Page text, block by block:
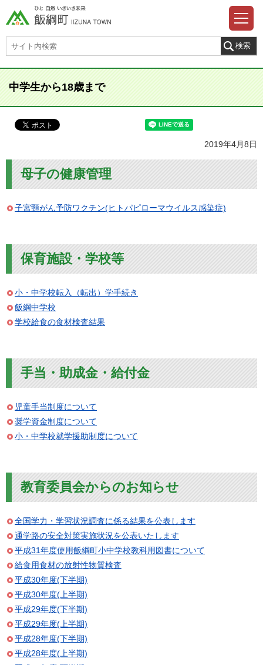
中学生から18歳まで
2019年4月8日
母子の健康管理
子宮頸がん予防ワクチン(ヒトパピローマウイルス感染症)
保育施設・学校等
小・中学校転入（転出）学手続き
飯綱中学校
学校給食の食材検査結果
手当・助成金・給付金
児童手当制度について
奨学資金制度について
小・中学校就学援助制度について
教育委員会からのお知らせ
全国学力・学習状況調査に係る結果を公表します
通学路の安全対策実施状況を公表いたします
平成31年度使用飯綱町小中学校教科用図書について
給食用食材の放射性物質検査
平成30年度(下半期)
平成30年度(上半期)
平成29年度(下半期)
平成29年度(上半期)
平成28年度(下半期)
平成28年度(上半期)